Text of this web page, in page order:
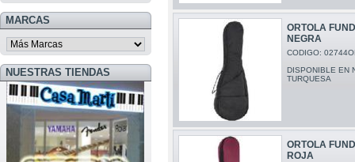
MARCAS
NUESTRAS TIENDAS
ORTOLA
NEGRA
CODIGO:
DISPONIBLE EN
TURQUESA
ORTOLA
ROJA